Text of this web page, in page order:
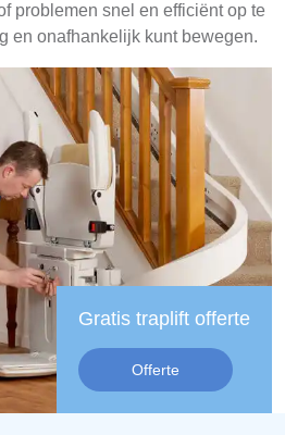
problemen snel en efficiënt op te
en onafhankelijk kunt bewegen.
Gratis traplift offerte
Offerte